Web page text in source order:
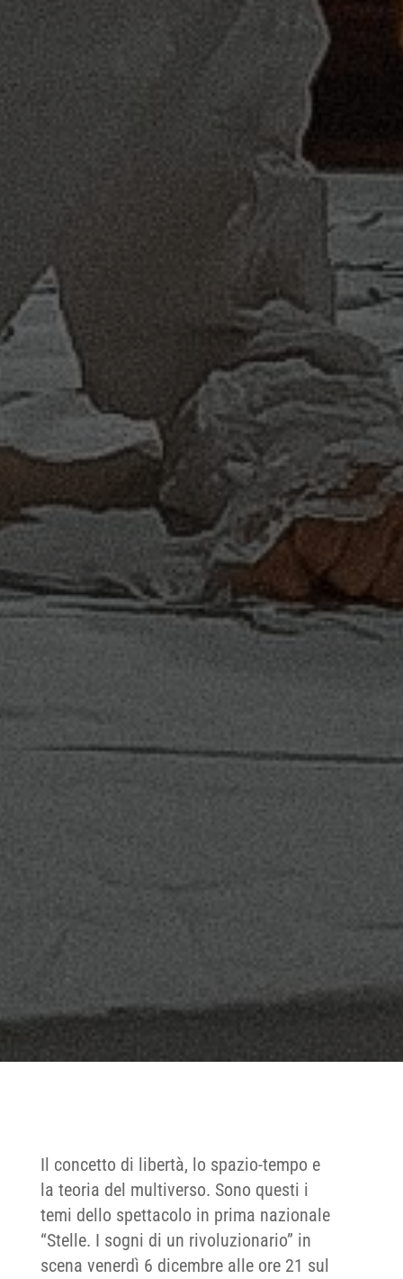
Il concetto di libertà, lo spazio-tempo e
la teoria del multiverso. Sono questi i
temi dello spettacolo in prima nazionale
“Stelle. I sogni di un rivoluzionario” in
scena venerdì 6 dicembre alle ore 21 sul